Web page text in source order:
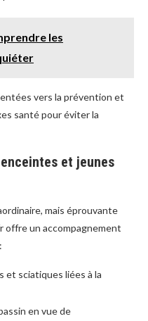
les
vers la prévention et
santé pour éviter la
et jeunes
mais éprouvante
offre un accompagnement
:
et sciatiques liées à la
en vue de